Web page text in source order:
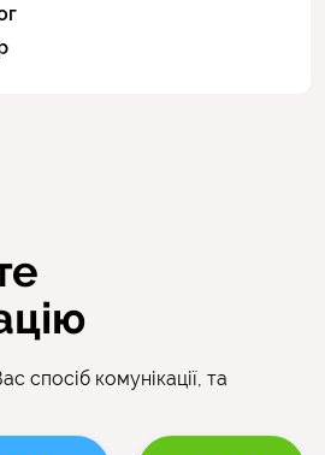
спосіб комунікації, та